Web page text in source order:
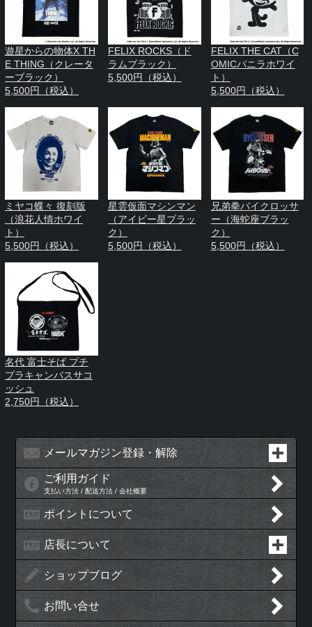
遊星からの物体X TH
E THING（クレータ
ーブラック）
5,500円（税込）
FELIX ROCKS（ド
ラムブラック）
5,500円（税込）
FELIX THE CAT（C
OMICバニラホワイ
ト）
5,500円（税込）
ミヤコ蝶々 復刻版
（浪花人情ホワイ
ト）
5,500円（税込）
星雲仮面マシンマン
（アイビー星ブラッ
ク）
5,500円（税込）
兄弟拳バイクロッサ
ー（海蛇座ブラッ
ク）
5,500円（税込）
名代 富士そば プチ
プラキャンバスサコ
ッシュ
2,750円（税込）
メールマガジン登録・解除
ご利用ガイド
支払い方法 / 配送方法 / 会社概要
ポイントについて
店長について
ショップブログ
お問い合せ